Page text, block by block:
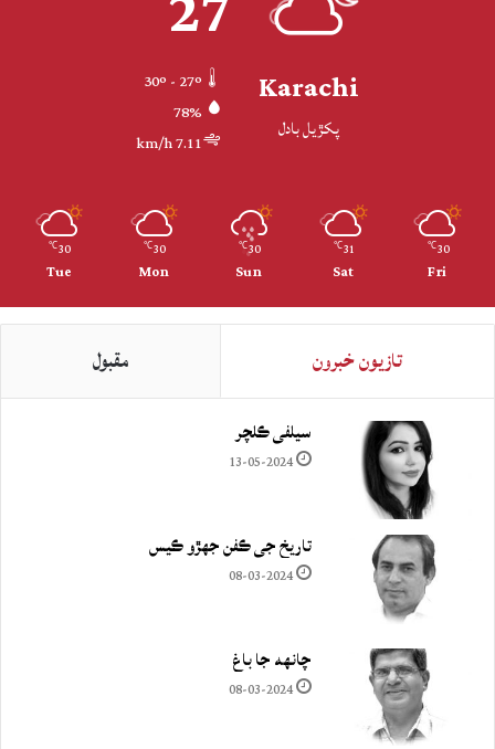
Karachi
پکڙيل بادل
78%
7.11 km/h
30
℃
Fri
31
℃
Sat
30
℃
Sun
30
℃
Mon
30
℃
Tue
تازيون خبرون مقبول
سيلفي ڪلچر
13-05-2024
تاريخ جي ڪفن جھڙو ڪيس
08-03-2024
چانهه جا باغ
08-03-2024